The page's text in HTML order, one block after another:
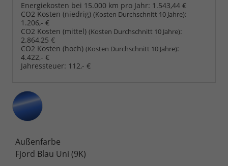
Energiekosten bei 15.000 km pro Jahr: 1.543,44 €
CO2 Kosten (niedrig) (Kosten Durchschnitt 10 Jahre):
1.206,- €
CO2 Kosten (mittel) (Kosten Durchschnitt 10 Jahre):
2.864,25 €
CO2 Kosten (hoch) (Kosten Durchschnitt 10 Jahre):
4.422,- €
Jahressteuer: 112,- €
Außenfarbe
Fjord Blau Uni (9K)